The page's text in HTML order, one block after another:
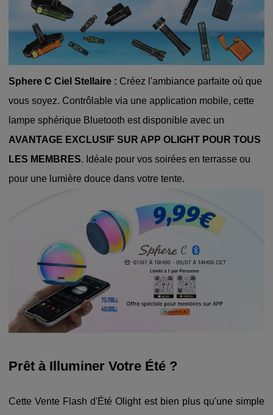
Sphere C Ciel Stellaire : Créez l'ambiance parfaite où que
vous soyez. Contrôlable via une application mobile, cette
lampe sphérique Bluetooth est disponible avec un
AVANTAGE EXCLUSIF SUR APP OLIGHT POUR TOUS
LES MEMBRES. Idéale pour vos soirées en terrasse ou
pour une lumière douce dans votre tente.
Prêt à Illuminer Votre Été ?
Cette Vente Flash d'Été Olight est bien plus qu'une simple